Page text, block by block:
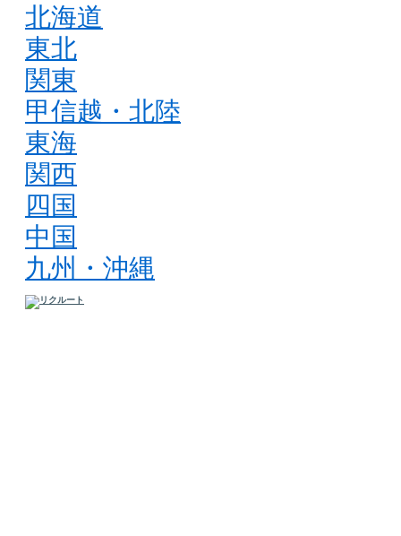
北海道
東北
関東
甲信越・北陸
東海
関西
四国
中国
九州・沖縄